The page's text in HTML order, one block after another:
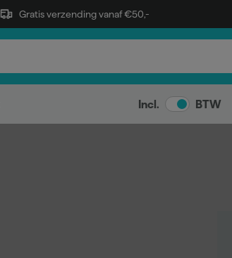
Gratis verzending vanaf €50,-
Incl. BTW